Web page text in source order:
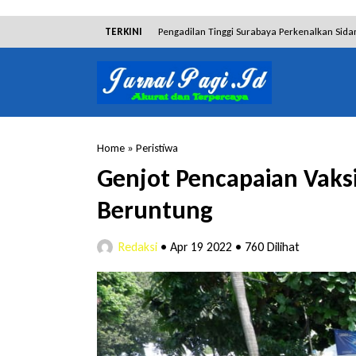
TERKINI Pengadilan Tinggi Surabaya Perkenalkan
Dibantah Terdakwa Ranto Hensa, Salim
Tim Tabur Kejari Surabaya Ringkus Mulia
Hakim Sebut Saksi Beruntung Tak Terseret
Home » Peristiwa
Genjot Pencapaian
Beruntung
Redaksi • Apr 19 2022 • 760 Dilihat